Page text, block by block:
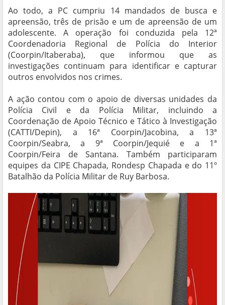
Ao todo, a PC cumpriu 14 mandados de busca e
apreensão, três de prisão e um de apreensão de um
adolescente. A operação foi conduzida pela 12ª
Coordenadoria Regional de Polícia do Interior
(Coorpin/Itaberaba), que informou que as
investigações continuam para identificar e capturar
outros envolvidos nos crimes.
A ação contou com o apoio de diversas unidades da
Polícia Civil e da Polícia Militar, incluindo a
Coordenação de Apoio Técnico e Tático à Investigação
(CATTI/Depin), a 16ª Coorpin/Jacobina, a 13ª
Coorpin/Seabra, a 9ª Coorpin/Jequié e a 1ª
Coorpin/Feira de Santana. Também participaram
equipes da CIPE Chapada, Rondesp Chapada e do 11º
Batalhão da Polícia Militar de Ruy Barbosa.